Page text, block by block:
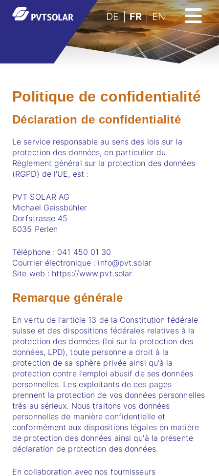
DE FR EN
Politique de confidentialité
Déclaration de confidentialité
Le service responsable au sens des lois sur la
protection des données, en particulier du
Règlement général sur la protection des données
(RGPD) de l'UE, est :
PVT SOLAR AG
Michael Geissbühler
Dorfstrasse 45
6035 Perlen
Téléphone : 041 450 01 30
Courrier électronique : info@pvt.solar
Site web : https://www.pvt.solar
Remarque générale
En vertu de l'article 13 de la Constitution fédérale
suisse et des dispositions fédérales relatives à la
protection des données (loi sur la protection des
données, LPD), toute personne a droit à la
protection de sa sphère privée ainsi qu'à la
protection contre l'emploi abusif de ses données
personnelles. Les exploitants de ces pages
prennent la protection de vos données personnelles
très au sérieux. Nous traitons vos données
personnelles de manière confidentielle et
conformément aux dispositions légales en matière
de protection des données ainsi qu'à la présente
déclaration de protection des données.
En collaboration avec nos fournisseurs